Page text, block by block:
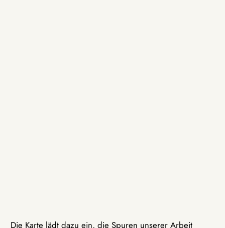
Die Karte lädt dazu ein, die Spuren unserer Arbeit